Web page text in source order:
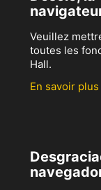
Veuillez
toutes les
Hall.
En savoir plus